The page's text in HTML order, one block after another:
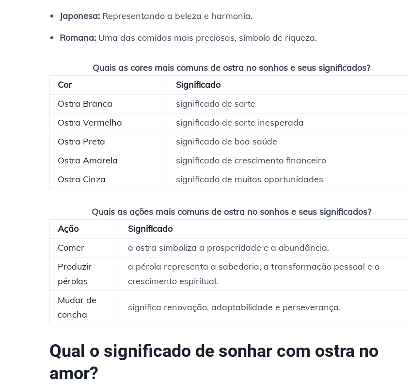
Japonesa:Representando a beleza e harmonia.
Romana:Uma das comidas mais preciosas, símbolo de riqueza.
Quais as cores mais comuns de ostra no sonhos e seus significados?
Cor
Significado
Ostra Branca
significado de sorte
Ostra Vermelha
significado de sorte inesperada
Ostra Preta
significado de boa saúde
Ostra Amarela
significado de crescimento financeiro
Ostra Cinza
significado de muitas oportunidades
Quais as ações mais comuns de ostra no sonhos e seus significados?
Ação
Significado
Comer
a ostra simboliza a prosperidade e a abundância.
Produzir
pérolas
a pérola representa a sabedoria, a transformação pessoal e o
crescimento espiritual.
Mudar de
concha
significa renovação, adaptabilidade e perseverança.
Qual o significado de sonhar com ostra no
amor?